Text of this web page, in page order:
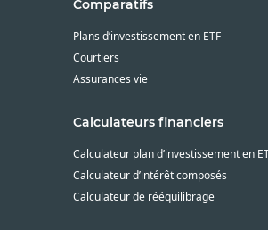
Comparatifs
Plans d’investissement en ETF
Courtiers
Assurances vie
Calculateurs financiers
Calculateur plan d’investissement en
Calculateur d’intérêt composés
Calculateur de rééquilibrage